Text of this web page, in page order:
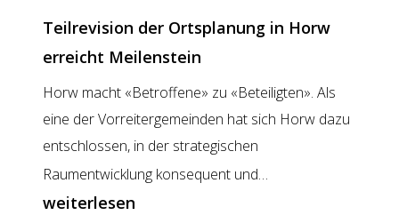
Teilrevision der Ortsplanung in Horw
erreicht Meilenstein
Horw macht «Betroffene» zu «Beteiligten». Als
eine der Vorreitergemeinden hat sich Horw dazu
entschlossen, in der strategischen
Raumentwicklung konsequent und…
weiterlesen